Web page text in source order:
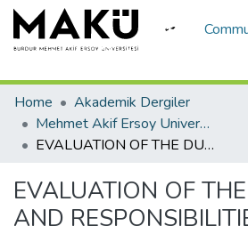
Home
Akademik Dergiler
Mehmet Akif Ersoy University Journal of Social Sciences Institute
EVALUATION OF THE DUTIES AND RESPONSIBILITIES OF THE GENDARMERIE IN TERMS OF RURAL-URBAN SEPARATION AFTER THE LAW 6360
EVALUATION OF
AND